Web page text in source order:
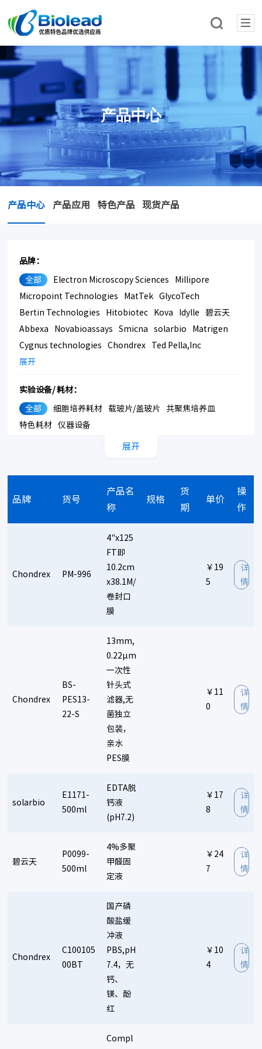
产品中心
产品中心 产品应用 特色产品 现货产品
品牌：
全部 Electron Microscopy Sciences
Millipore
Micropoint Technologies
MatTek
GlycoTech
Bertin Technologies
Hitobiotec Kova Idylle
碧云天
Abbexa
Novabioassays Smicna solarbio
Matrigen
Cygnus technologies
Chondrex
Ted Pella,Inc
Bmrsupply
展开
实验设备/ 耗材：
全部 细胞培养耗材 载玻片/盖玻片
共聚焦培养皿
特色耗材
仪器设备
展开
品牌 货号
产品名
称
规格
货
期
单价
操
作
Chondrex PM-996
4"x125
FT即
10.2cm
x38.1M/
卷封口
膜
￥19
5
详
情
Chondrex
BS-
PES13-
22-S
13mm,
0.22µm
一次性
针头式
滤器,无
菌独立
包装，
亲水
PES膜
￥11
0
详
情
solarbio
E1171-
500ml
EDTA脱
钙液
(pH7.2)
￥17
8
详
情
碧云天
P0099-
500ml
4%多聚
甲醛固
定液
￥24
7
详
情
Chondrex
C100105
00BT
国产磷
酸盐缓
冲液
PBS,pH
7.4，无
钙、
镁、酚
红
￥10
4
详
情
Compl